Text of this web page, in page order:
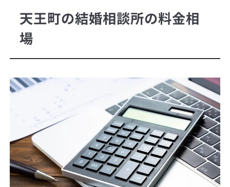
天王町の結婚相談所の料金相
場